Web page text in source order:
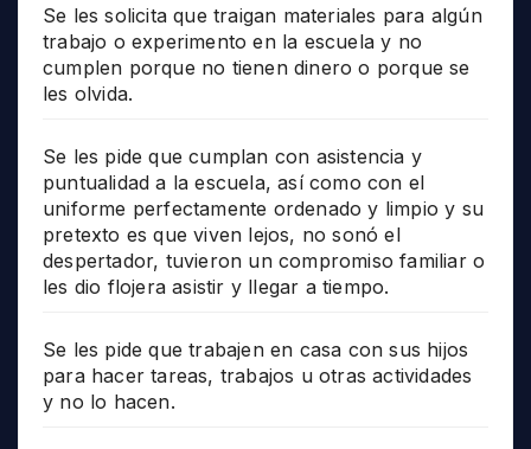
Se les solicita que traigan materiales para algún
trabajo o experimento en la escuela y no
cumplen porque no tienen dinero o porque se
les olvida.
Se les pide que cumplan con asistencia y
puntualidad a la escuela, así como con el
uniforme perfectamente ordenado y limpio y su
pretexto es que viven lejos, no sonó el
despertador, tuvieron un compromiso familiar o
les dio flojera asistir y llegar a tiempo.
Se les pide que trabajen en casa con sus hijos
para hacer tareas, trabajos u otras actividades
y no lo hacen.